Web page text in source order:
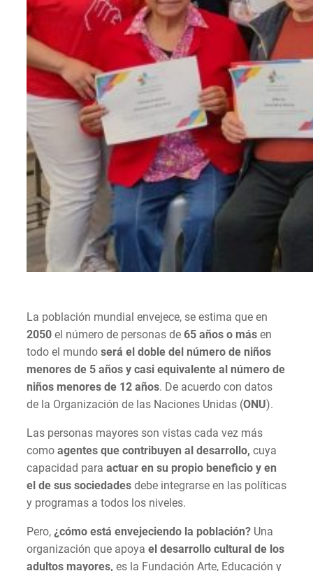
La población mundial envejece, se estima que en
2050 el número de personas de 65 años o más en
todo el mundo será el doble del número de niños
menores de 5 años y casi equivalente al número de
niños menores de 12 años. De acuerdo con datos
de la Organización de las Naciones Unidas (ONU).
Las personas mayores son vistas cada vez más
como agentes que contribuyen al desarrollo, cuya
capacidad para actuar en su propio beneficio y en
el de sus sociedades debe integrarse en las políticas
y programas a todos los niveles.
Pero, ¿cómo está envejeciendo la población? Una
organización que apoya el desarrollo cultural de los
adultos mayores, es la Fundación Arte, Educación y